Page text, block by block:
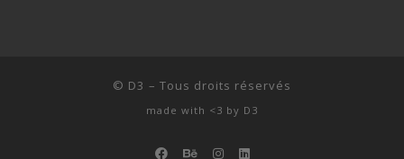
© D3 – Tous droits réservés
made with <3 by D3